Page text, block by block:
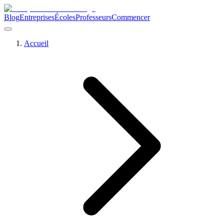
BlogEntreprisesÉcolesProfesseursCommencer
Accueil